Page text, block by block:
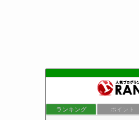
ランキング ポイント